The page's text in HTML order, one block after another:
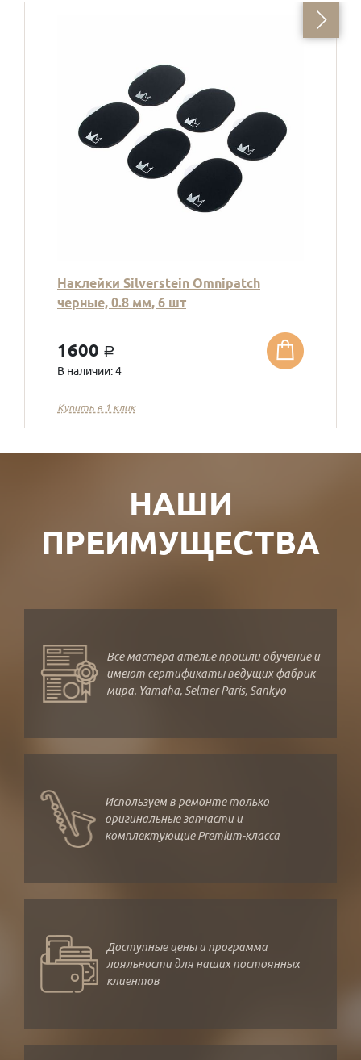
Наклейки Silverstein Omnipatch
черные, 0.8 мм, 6 шт
1600 a
В наличии: 4
Купить в 1 клик
НАШИ
ПРЕИМУЩЕСТВА
Все мастера ателье прошли обучение и
имеют сертификаты ведущих фабрик
мира. Yamaha, Selmer Paris, Sankyo
Используем в ремонте только
оригинальные запчасти и
комплектующие Premium-класса
Доступные цены и программа
лояльности для наших постоянных
клиентов